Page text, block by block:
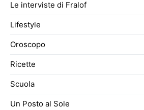
Le interviste di Fralof
Lifestyle
Oroscopo
Ricette
Scuola
Un Posto al Sole